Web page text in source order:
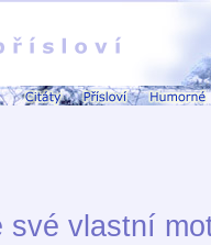
své vlastní